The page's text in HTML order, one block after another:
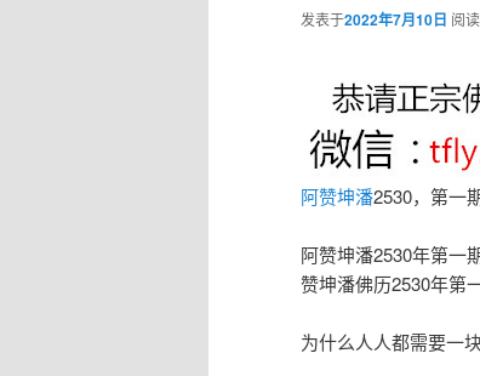
发表于2022年7月10日 阅
阿赞坤潘2530，第一
阿赞坤潘2530年第一
赞坤潘佛历2530年第
为什么人人都需要一